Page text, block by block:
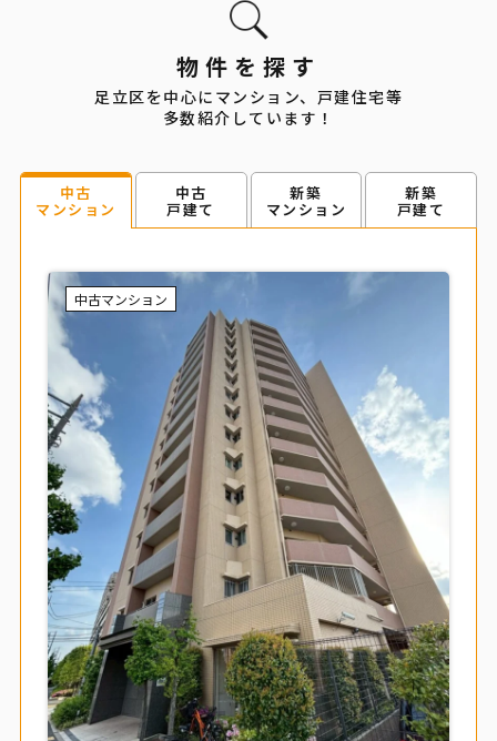
物件を探す
足立区を中心にマンション、戸建住宅等
多数紹介しています！
中古
マンション
中古
戸建て
新築
マンション
新築
戸建て
中古マンション